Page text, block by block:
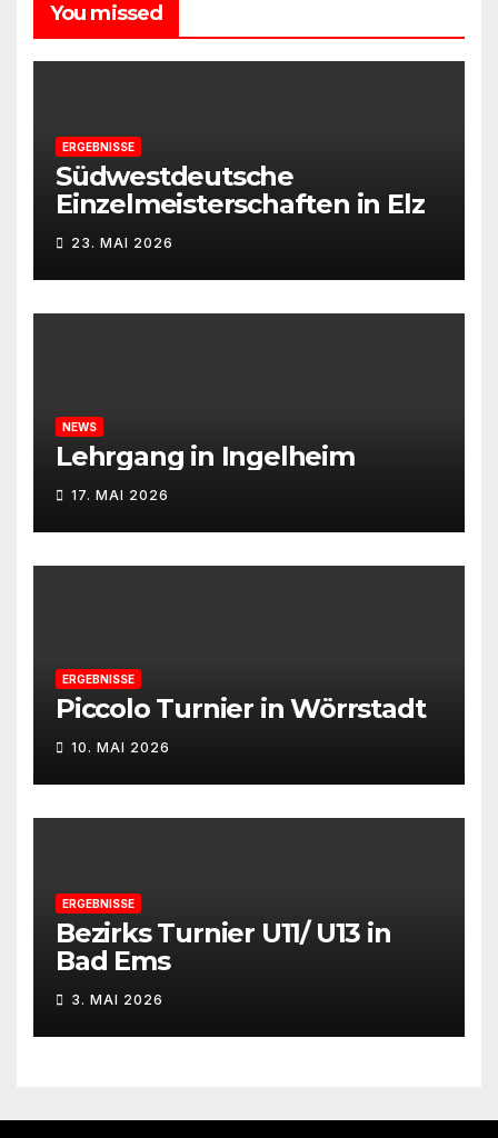
You missed
ERGEBNISSE
Südwestdeutsche
Einzelmeisterschaften in Elz
23. MAI 2026
NEWS
Lehrgang in Ingelheim
17. MAI 2026
ERGEBNISSE
Piccolo Turnier in Wörrstadt
10. MAI 2026
ERGEBNISSE
Bezirks Turnier U11/ U13 in
Bad Ems
3. MAI 2026